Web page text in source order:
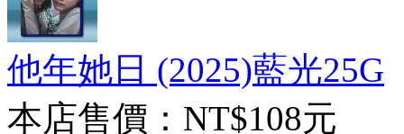
他年她日 (2025)藍光25G
本店售價： NT$108元